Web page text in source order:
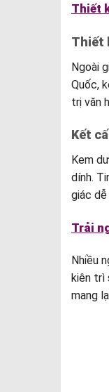
Thiết
Thiết
Ngoài
Quốc,
trị văn
Kết
Kem
dính.
giác dễ
Trải
Nhiều
kiên trì
mang